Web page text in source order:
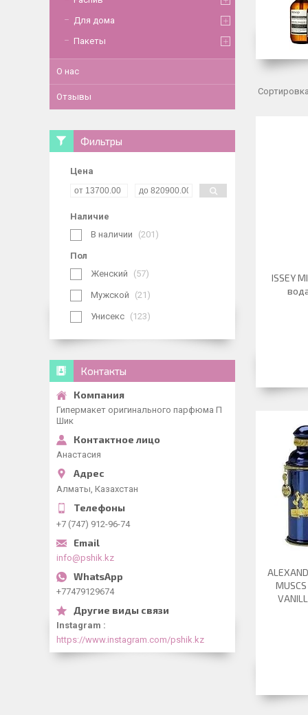
ISSEY
Для дома
Пакеты
О нас
Отзывы
Фильтры
Цена
Наличие
В наличии
201
Пол
Женский
57
Мужской 21
Унисекс 123
Контакты
Гипермакет оригинального парфюма П
Шик
Анастасия
Алматы, Казахстан
+7 (747) 912-96-74
info@pshik.kz
+77479129674
Instagram
https://www.instagram.com/pshik.kz